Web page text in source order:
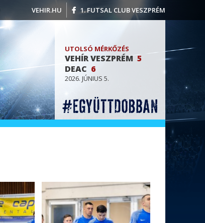
VEHIR.HU 1. FUTSAL CLUB VESZPRÉM
UTOLSÓ MÉRKŐZÉS
VEHÍR VESZPRÉM 5
DEAC 6
2026. JÚNIUS 5.